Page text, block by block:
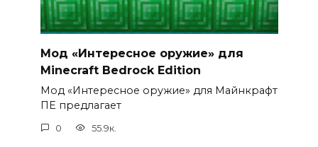
Мод «Интересное оружие» для
Minecraft Bedrock Edition
Мод «Интересное оружие» для Майнкрафт
ПЕ предлагает
0 55.9к.